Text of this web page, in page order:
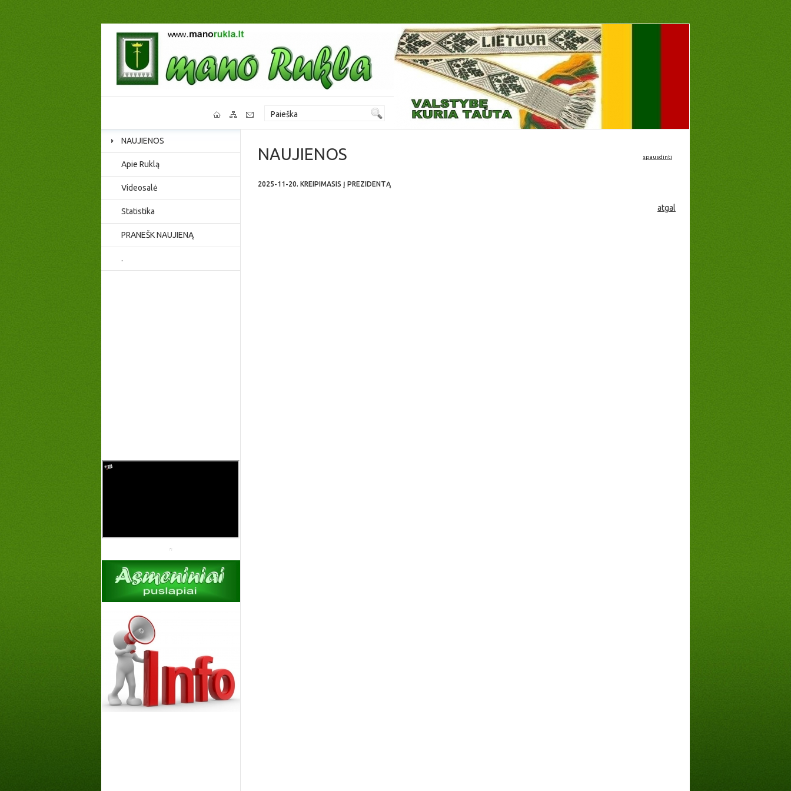
NAUJIENOS
Apie Ruklą
Videosalė
Statistika
PRANEŠK NAUJIENĄ
.
NAUJIENOS spausdinti
2025-11-20. KREIPIMASIS Į PREZIDENTĄ
atgal